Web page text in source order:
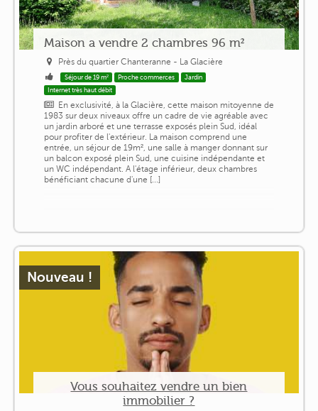
Maison a vendre 2 chambres 96 m²
Près du quartier Chanteranne - La Glacière
Séjour de 19 m² Proche commerces
Jardin
Internet très haut débit
En exclusivité, à la Glacière, cette maison mitoyenne de
1983 sur deux niveaux offre un cadre de vie agréable avec
un jardin arboré et une terrasse exposés plein Sud, idéal
pour profiter de l'extérieur. La maison comprend une
entrée, un séjour de 19m², une salle à manger donnant sur
un balcon exposé plein Sud, une cuisine indépendante et
un WC indépendant. A l'étage inférieur, deux chambres
bénéficiant chacune d'une [...]
Nouveau !
Vous souhaitez vendre un bien
immobilier ?